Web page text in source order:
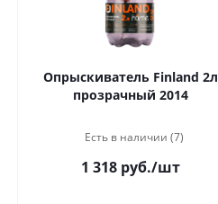
Опрыскиватель Finland 2л
прозрачный 2014
Есть в наличии (7)
1 318 руб./шт